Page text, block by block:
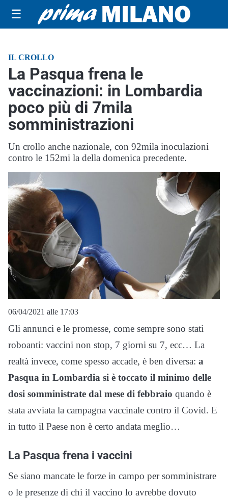
☰
IL CROLLO
La Pasqua frena le
vaccinazioni: in Lombardia
poco più di 7mila
somministrazioni
Un crollo anche nazionale, con 92mila inoculazioni
contro le 152mi la della domenica precedente.
06/04/2021 alle 17:03
Gli annunci e le promesse, come sempre sono stati
roboanti: vaccini non stop, 7 giorni su 7, ecc… La
realtà invece, come spesso accade, è ben diversa: a
Pasqua in Lombardia si è toccato il minimo delle
dosi somministrate dal mese di febbraio quando è
stata avviata la campagna vaccinale contro il Covid. E
in tutto il Paese non è certo andata meglio…
La Pasqua frena i vaccini
Se siano mancate le forze in campo per somministrare
o le presenze di chi il vaccino lo avrebbe dovuto